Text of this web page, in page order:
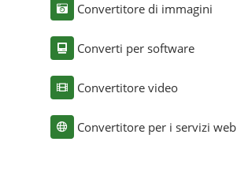
Convertitore di immagini
Converti per software
Convertitore video
Convertitore per i servizi web